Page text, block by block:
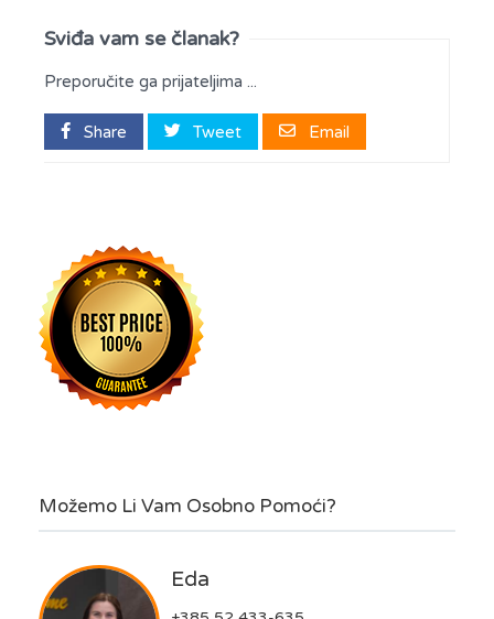
Sviđa vam se članak?
Preporučite ga prijateljima ...
Share Tweet Email
Možemo Li Vam Osobno Pomoći?
Eda